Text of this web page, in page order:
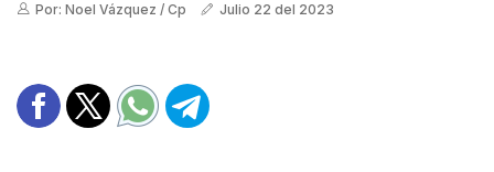
Por: Noel Vázquez / Cp Julio 22 del 2023